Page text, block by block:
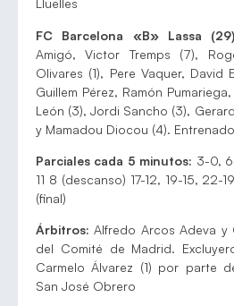
Lluelles
FC Barcelona «B» Lassa
Amigó, Victor Tremps (7),
Olivares (1), Pere Vaquer,
Guillem Pérez, Ramón
León (3), Jordi Sancho (3),
y Mamadou Diocou (4).
Parciales cada 5 minutos: 3-0,
11 8 (descanso) 17-12, 19-15,
(final)
Árbitros: Alfredo Arcos Adeva y
del Comité de Madrid.
Carmelo Álvarez (1) por parte
San José Obrero